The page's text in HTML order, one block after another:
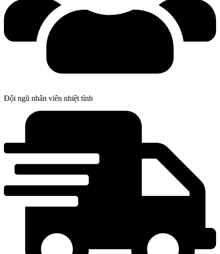
Đội ngũ nhân viên nhiệt tình